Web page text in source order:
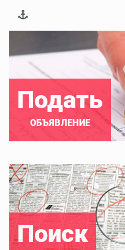
Подать
ОБЪЯВЛЕНИЕ
Поиск